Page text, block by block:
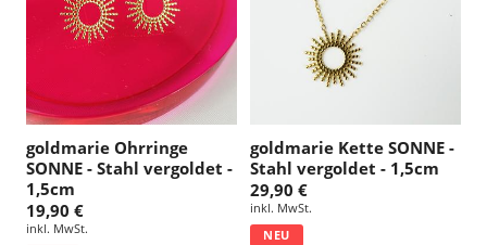
goldmarie Ohrringe
SONNE - Stahl vergoldet -
1,5cm
19,90 €
inkl. MwSt.
goldmarie Kette SONNE -
Stahl vergoldet - 1,5cm
29,90 €
inkl. MwSt.
NEU